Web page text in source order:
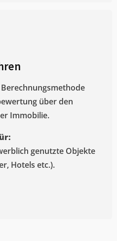
über den
Immobilie.
genutzte Objekte
Hotels etc.).